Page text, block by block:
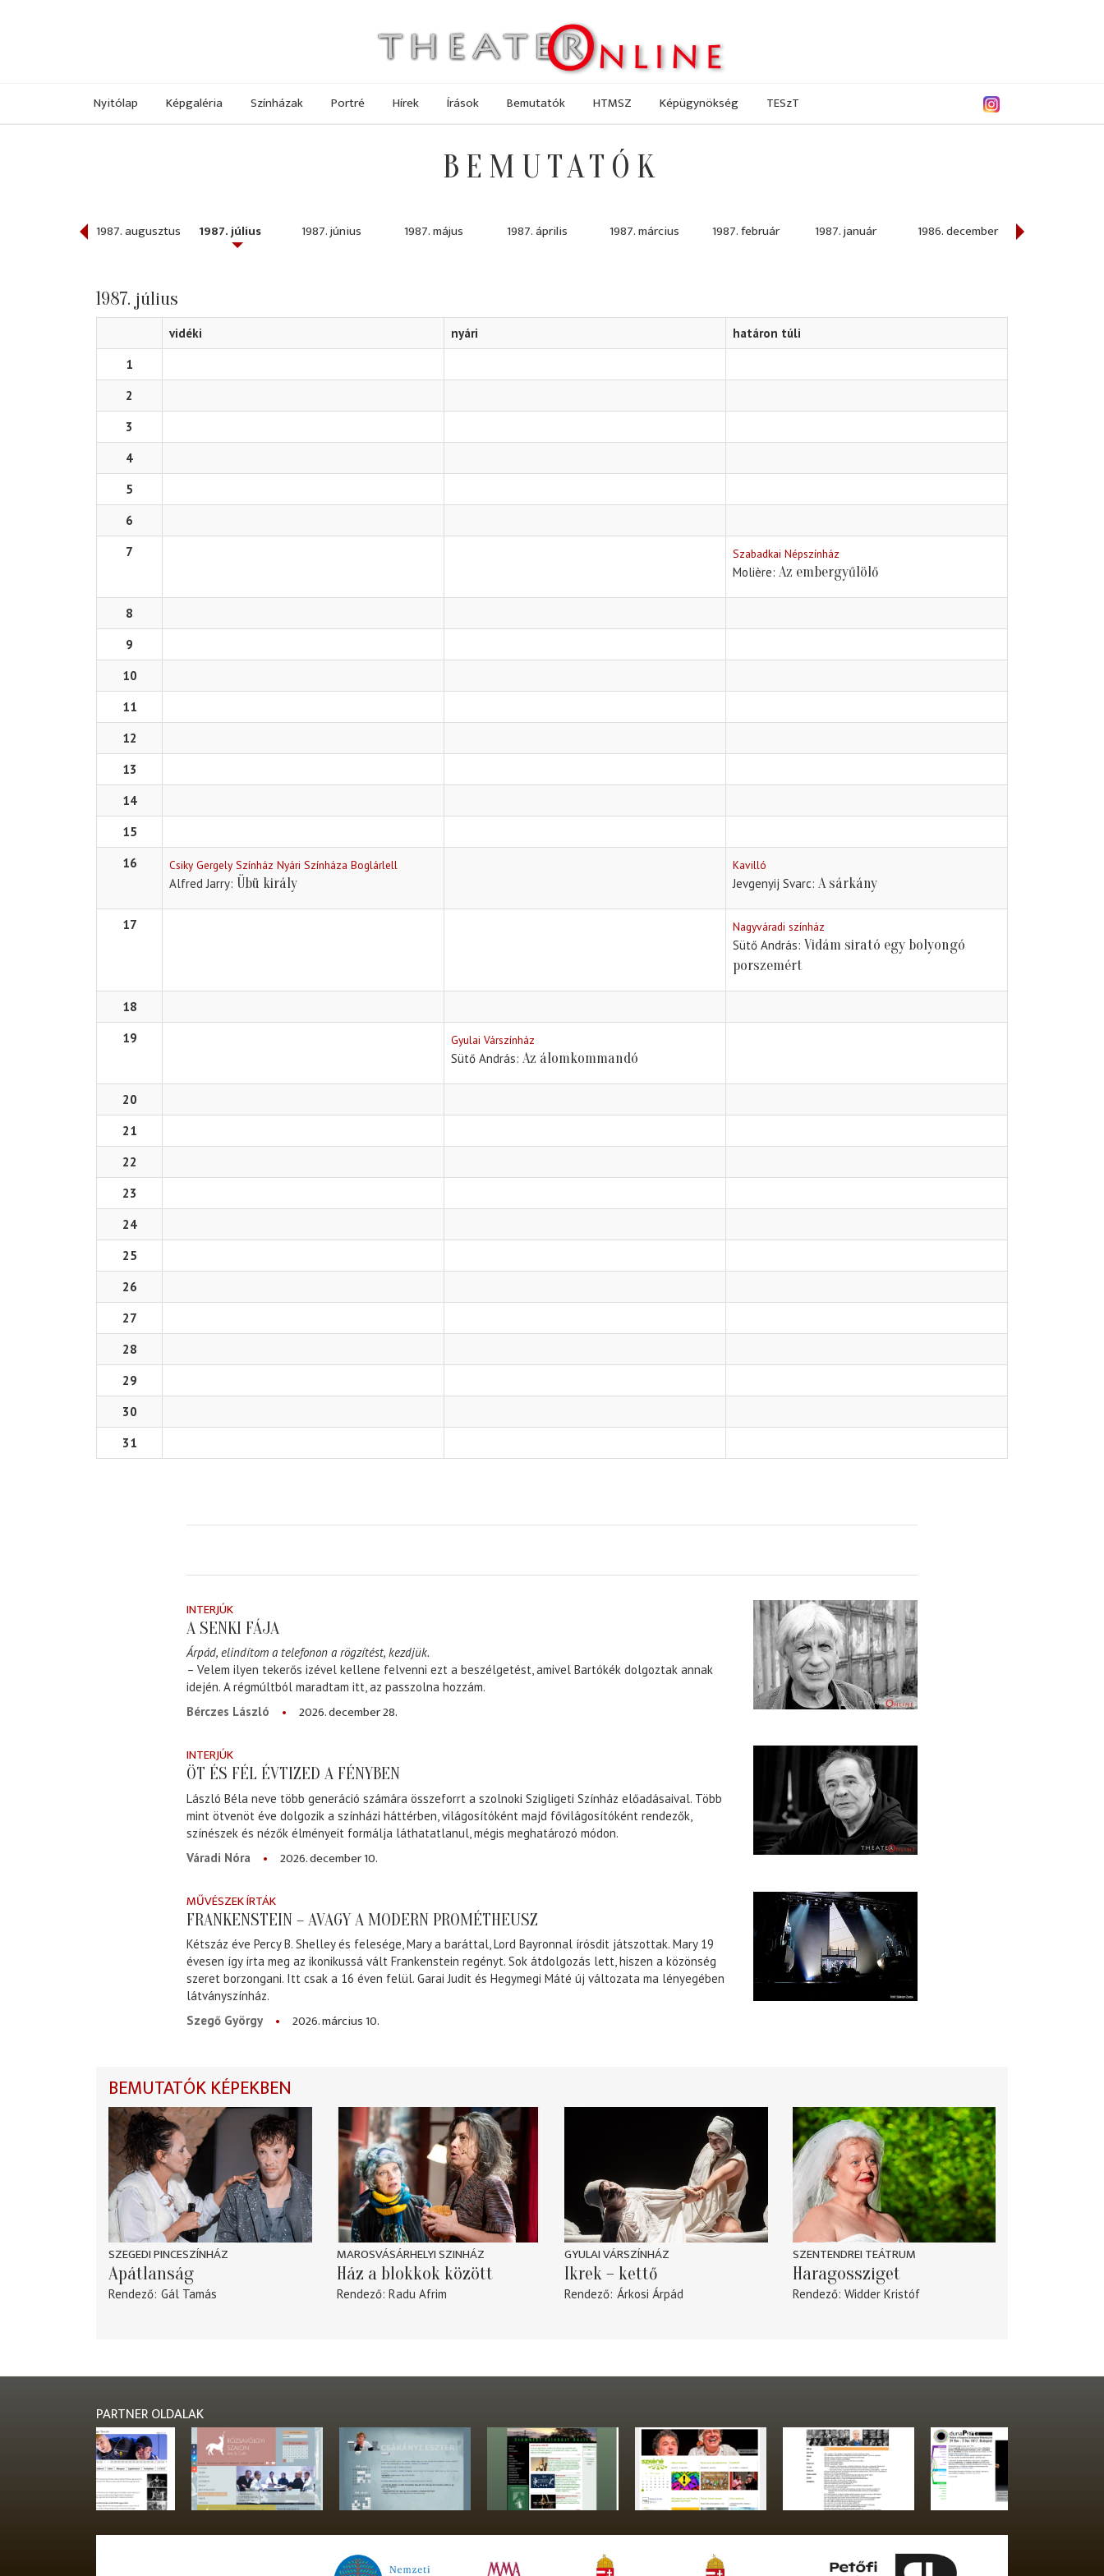
Nyitólap Képgaléria Színházak Portré Hírek Írások Bemutatók HTMSZ Képügynökség TESzT
BEMUTATÓK
szeptember 1987. augusztus 1987. július 1987. június 1987. május 1987. április 1987. március 1987. február 1987. január 1986. december 1986. november
1987. július
vidéki nyári
határon túli
1
2
3
4
5
6
7
Szabadkai Népszínház
Molière Az embergyűlölő
8
9
10
11
12
13
14
15
16
Csiky Gergely Színház Nyári Színháza Boglárlell
Alfred Jarry Übü király
Kavilló
Jevgenyij Svarc A sárkány
17 Nagyváradi színház
Sütő András Vidám sirató egy bolyongó
porszemért
18
19
Gyulai Várszínház
Sütő András Az álomkommandó
20
21
22
23
24
25
26
27
28
29
30
31
INTERJÚK
A SENKI FÁJA
Árpád, elindítom a telefonon a rögzítést, kezdjük.
– Velem ilyen tekerős izével kellene felvenni ezt a beszélgetést, amivel Bartókék dolgoztak annak
idején. A régmúltból maradtam itt, az passzolna hozzám.
Bérczes László
2026. december 28.
INTERJÚK
ÖT ÉS FÉL ÉVTIZED A FÉNYBEN
László Béla neve több generáció számára összeforrt a szolnoki Szigligeti Színház előadásaival. Több
mint ötvenöt éve dolgozik a színházi háttérben, világosítóként majd fővilágosítóként rendezők,
színészek és nézők élményeit formálja láthatatlanul, mégis meghatározó módon.
Váradi Nóra
2026. december 10.
MŰVÉSZEK ÍRTÁK
FRANKENSTEIN – AVAGY A MODERN PROMÉTHEUSZ
Kétszáz éve Percy B. Shelley és felesége, Mary a baráttal, Lord Bayronnal írósdit játszottak. Mary 19
évesen így írta meg az ikonikussá vált Frankenstein regényt. Sok átdolgozás lett, hiszen a közönség
szeret borzongani. Itt csak a 16 éven felül. Garai Judit és Hegymegi Máté új változata ma lényegében
látványszínház.
Szegő György
2026. március 10.
BEMUTATÓK KÉPEKBEN
SZEGEDI PINCESZÍNHÁZ
Apátlanság
Rendező Gál Tamás
MAROSVÁSÁRHELYI SZINHÁZ
Ház a blokkok között
Rendező Radu Afrim
GYULAI VÁRSZÍNHÁZ
Ikrek – kettő
Rendező Árkosi Árpád
SZENTENDREI TEÁTRUM
Haragossziget
Rendező Widder Kristóf
PARTNER OLDALAK